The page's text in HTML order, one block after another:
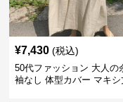
¥7,430 (税込)
50代ファッション 大人の
袖なし 体型カバー マキシ